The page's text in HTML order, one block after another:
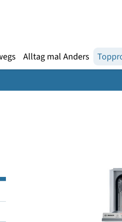
Unterwegs Alltag mal